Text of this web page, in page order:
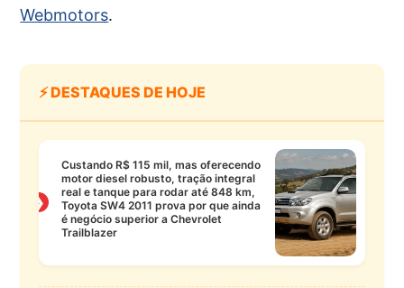
Webmotors.
⚡ DESTAQUES DE HOJE
❯
Custando R$ 115 mil, mas oferecendo
motor diesel robusto, tração integral
real e tanque para rodar até 848 km,
Toyota SW4 2011 prova por que ainda
é negócio superior a Chevrolet
Trailblazer